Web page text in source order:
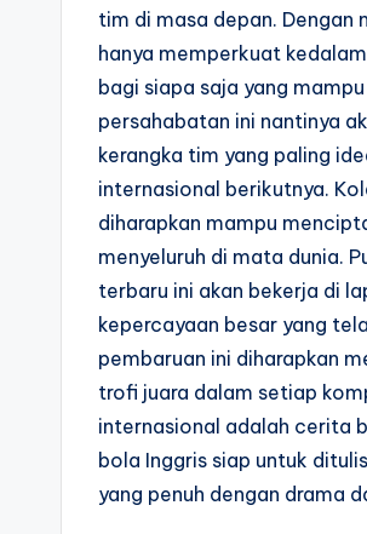
tim di masa depan.
hanya memperkuat
bagi siapa saja yang
persahabatan ini nantinya
kerangka tim yang paling
internasional berikutnya.
diharapkan mampu
menyeluruh di mata dunia.
terbaru ini akan bekerja di
kepercayaan besar yang
pembaruan ini diharapkan
trofi juara dalam setiap
internasional adalah cerita
bola Inggris siap untuk
yang penuh dengan drama